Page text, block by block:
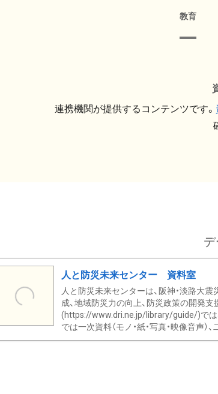
教育
連携機関が提供するコンテンツです。
人と防災未来センター 資料室
人と防災未来センターは、阪神・淡路大
成、地域防災力の向上、防災政策の開発
(https://www.dri.ne.jp/library/guide/)では
では一次資料（モノ・紙・写真・映像音声）、